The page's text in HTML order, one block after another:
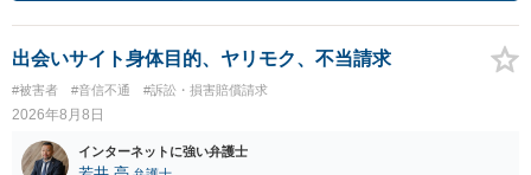
出会いサイト身体目的、ヤリモク、不当請求
#被害者 #音信不通 #訴訟・損害賠償請求
2026年8月8日
インターネットに強い弁護士